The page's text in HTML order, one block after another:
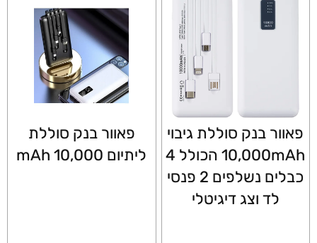
פאוור בנק סוללת גיבוי
10,000mAh הכולל 4
כבלים נשלפים 2 פנסי
לד וצג דיגיטלי
פאוור בנק סוללת
ליתיום 10,000 mAh